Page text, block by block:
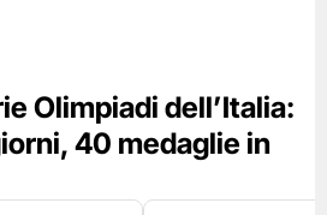
Olimpiadi dell’Italia:
40 medaglie in